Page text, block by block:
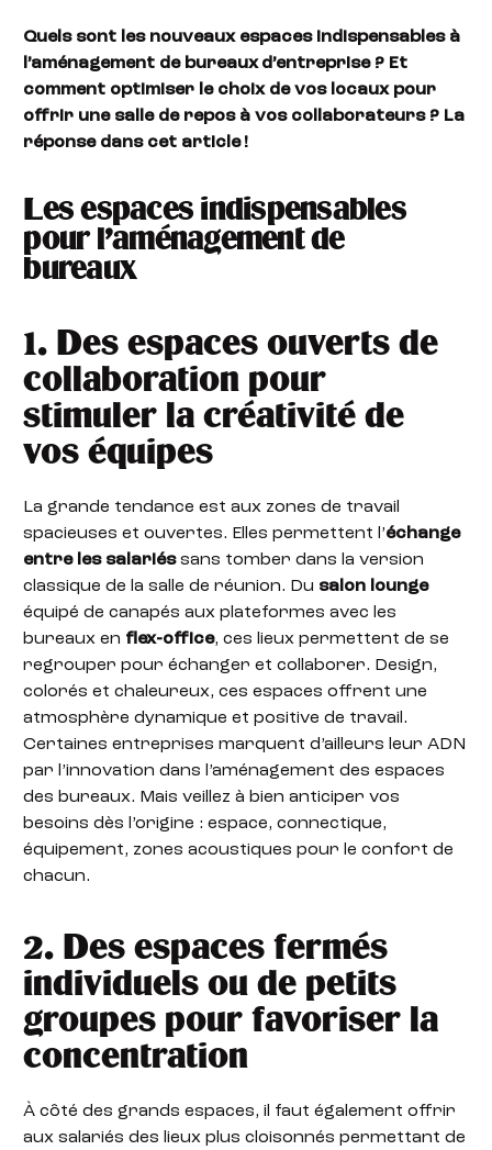
Quels sont les nouveaux espaces indispensables à
l’aménagement de bureaux d’entreprise ? Et
comment optimiser le choix de vos locaux pour
offrir une salle de repos à vos collaborateurs ? La
réponse dans cet article !
Les espaces indispensables
pour l’aménagement de
bureaux
1. Des espaces ouverts de
collaboration pour
stimuler la créativité de
vos équipes
La grande tendance est aux zones de travail
spacieuses et ouvertes. Elles permettent l’échange
entre les salariéssans tomber dans la version
classique de la salle de réunion. Du salon lounge
équipé de canapés aux plateformes avec les
bureaux en flex-office, ces lieux permettent de se
regrouper pour échanger et collaborer. Design,
colorés et chaleureux, ces espaces offrent une
atmosphère dynamique et positive de travail.
Certaines entreprises marquent d’ailleurs leur ADN
par l’innovation dans l’aménagement des espaces
des bureaux. Mais veillez à bien anticiper vos
besoins dès l’origine : espace, connectique,
équipement, zones acoustiques pour le confort de
chacun.
2. Des espaces fermés
individuels ou de petits
groupes pour favoriser la
concentration
À côté des grands espaces, il faut également offrir
aux salariés des lieux plus cloisonnés permettant de